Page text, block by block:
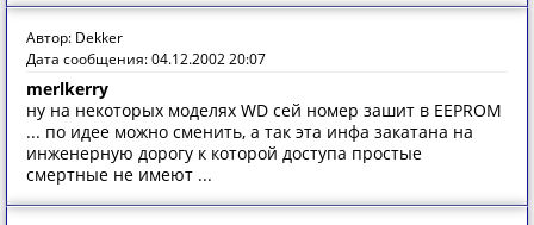
Автор: Dekker
Дата сообщения: 04.12.2002 20:07
merlkerry
ну на некоторых моделях WD сей номер зашит в EEPROM
... по идее можно сменить, а так эта инфа закатана на
инженерную дорогу к которой доступа простые
смертные не имеют ...